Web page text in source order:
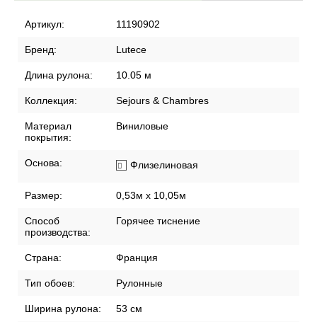
Артикул: 11190902
Бренд: Lutece
Длина рулона: 10.05 м
Коллекция: Sejours & Chambres
Материал
покрытия:
Виниловые
Основа: Флизелиновая
Размер: 0,53м x 10,05м
Способ
производства:
Горячее тиснение
Страна: Франция
Тип обоев: Рулонные
Ширина рулона: 53 см